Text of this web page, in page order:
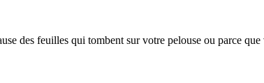
des feuilles qui tombent sur votre pelouse ou parce